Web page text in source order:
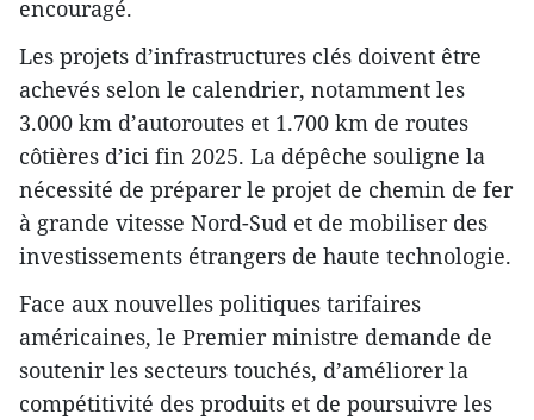
encouragé.
Les projets d’infrastructures clés doivent être
achevés selon le calendrier, notamment les
3.000 km d’autoroutes et 1.700 km de routes
côtières d’ici fin 2025. La dépêche souligne la
nécessité de préparer le projet de chemin de fer
à grande vitesse Nord-Sud et de mobiliser des
investissements étrangers de haute technologie.
Face aux nouvelles politiques tarifaires
américaines, le Premier ministre demande de
soutenir les secteurs touchés, d’améliorer la
compétitivité des produits et de poursuivre les